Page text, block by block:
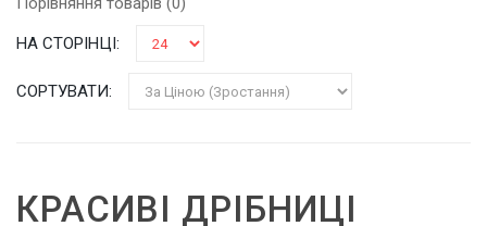
НА СТОРІНЦІ:
СОРТУВАТИ:
КРАСИВІ ДРІБНИЦІ